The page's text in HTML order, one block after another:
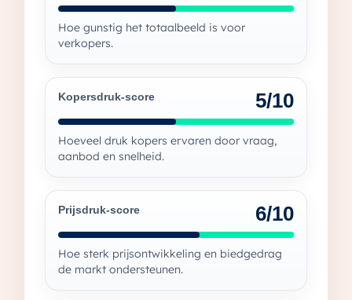
Hoe gunstig het totaalbeeld is voor
verkopers.
Kopersdruk-score 5/10
Hoeveel druk kopers ervaren door vraag,
aanbod en snelheid.
Prijsdruk-score 6/10
Hoe sterk prijsontwikkeling en biedgedrag
de markt ondersteunen.